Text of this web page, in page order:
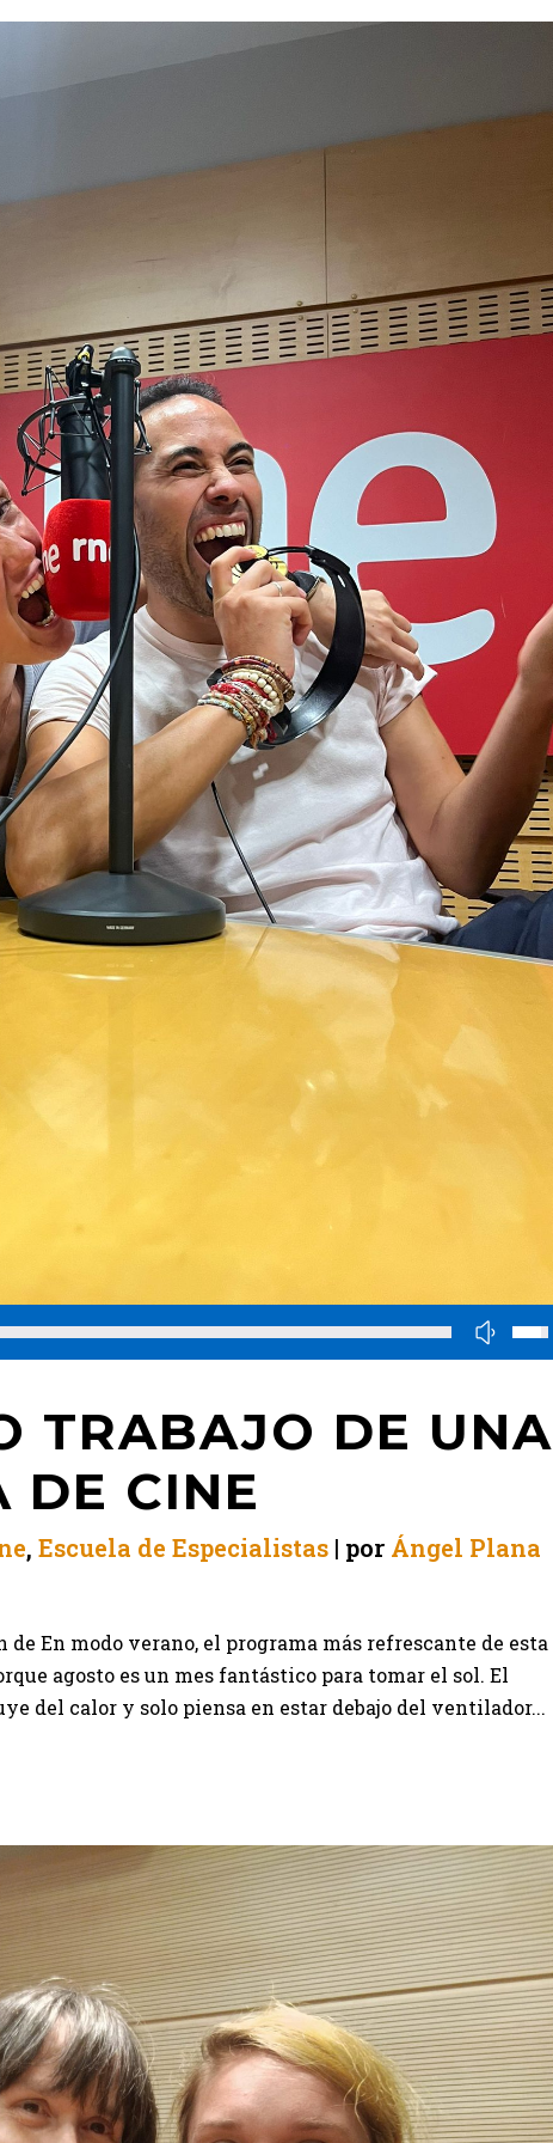
TRABAJO DE UNA
DE CINE
, Escuela de Especialistas por Ángel Plana
En modo verano, el programa más refrescante de esta
agosto es un mes fantástico para tomar el sol. El
del calor y solo piensa en estar debajo del ventilador...